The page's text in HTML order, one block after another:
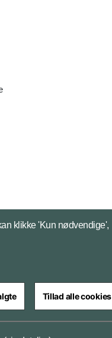
klikke 'Kun nødvendige',
Tillad alle cookies